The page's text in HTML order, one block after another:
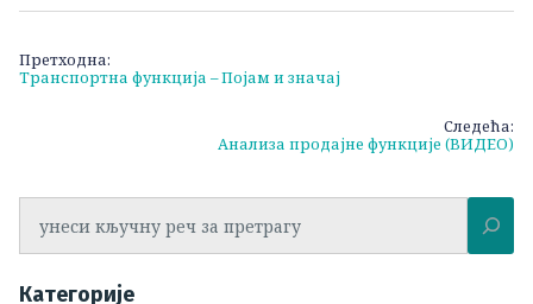
Кретање
чланка
Претходна:
Транспортна функција – Појам и значај
Следећа:
Анализа продајне функције (ВИДЕО)
Категорије